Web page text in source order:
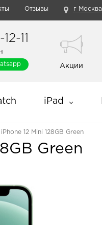
Отзывы г Москва
11
Акции
iPad
12 Mini 128GB Green
Green